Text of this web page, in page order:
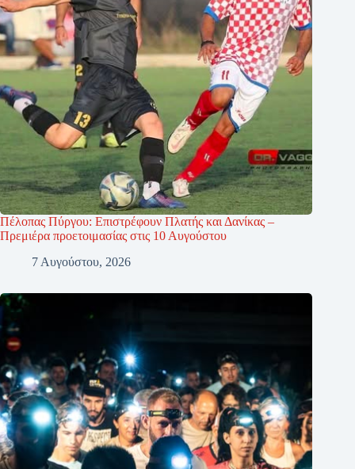
Πέλοπας Πύργου: Επιστρέφουν Πλατής και Δανίκας –
Πρεμιέρα προετοιμασίας στις 10 Αυγούστου
7 Αυγούστου, 2026